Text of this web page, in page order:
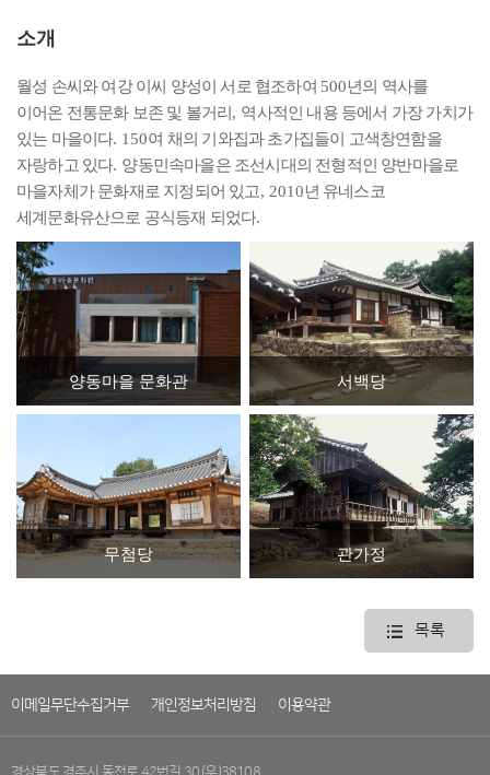
소개
월성 손씨와 여강 이씨 양성이 서로 협조하여 500년의 역사를
이어온 전통문화 보존 및 볼거리, 역사적인 내용 등에서 가장 가치가
있는 마을이다. 150여 채의 기와집과 초가집들이 고색창연함을
자랑하고 있다. 양동민속마을은 조선시대의 전형적인 양반마을로
마을자체가 문화재로 지정되어 있고, 2010년 유네스코
세계문화유산으로 공식등재 되었다.
양동마을 문화관 서백당
무첨당 관가정
목록
이메일무단수집거부 개인정보처리방침 이용약관